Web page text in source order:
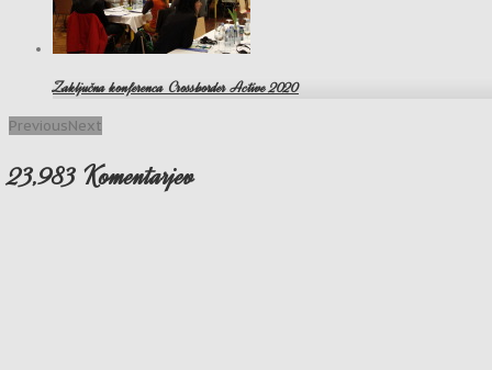
Zaključna konferenca Crossborder Active 2020
PreviousNext
23,983 Komentarjev